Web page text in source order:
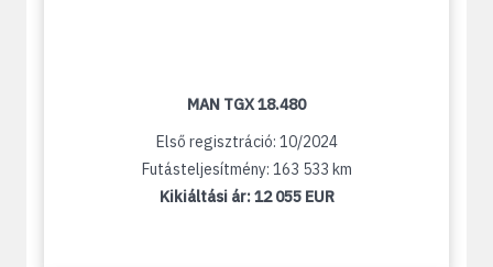
MAN TGX 18.480
Első regisztráció: 10/2024
Futásteljesítmény: 163 533 km
Kikiáltási ár:12 055 EUR